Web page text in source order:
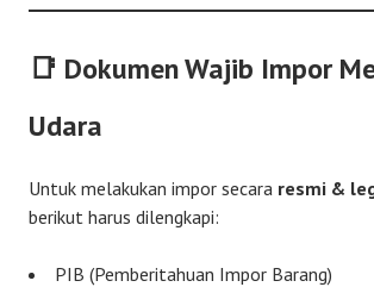
📑 Dokumen Wajib Impor
Udara
Untuk melakukan impor secara resmi &
berikut harus dilengkapi:
PIB (Pemberitahuan Impor Barang)